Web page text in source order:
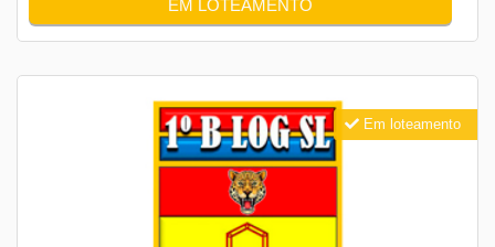
EM LOTEAMENTO
Em loteamento